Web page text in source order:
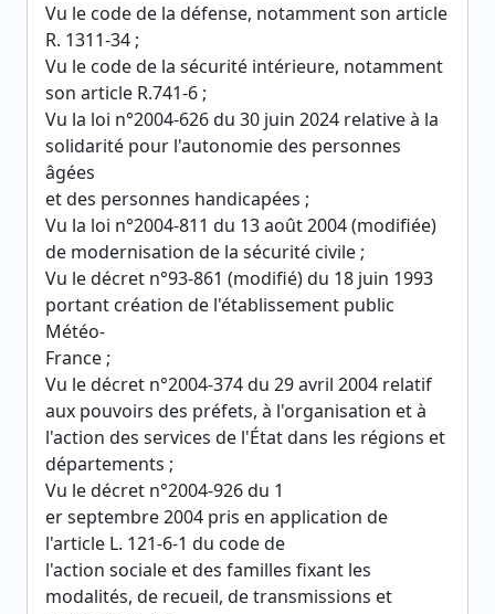
Vu le code de la défense, notamment son article
R. 1311-34 ;
Vu le code de la sécurité intérieure, notamment
son article R.741-6 ;
Vu la loi n°2004-626 du 30 juin 2024 relative à la
solidarité pour l'autonomie des personnes
âgées
et des personnes handicapées ;
Vu la loi n°2004-811 du 13 août 2004 (modifiée)
de modernisation de la sécurité civile ;
Vu le décret n°93-861 (modifié) du 18 juin 1993
portant création de l'établissement public
Météo-
France ;
Vu le décret n°2004-374 du 29 avril 2004 relatif
aux pouvoirs des préfets, à l'organisation et à
l'action des services de l'État dans les régions et
départements ;
Vu le décret n°2004-926 du 1
er septembre 2004 pris en application de
l'article L. 121-6-1 du code de
l'action sociale et des familles fixant les
modalités, de recueil, de transmissions et